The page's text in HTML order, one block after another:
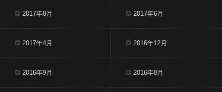
2017年8月 2017年6月
2017年4月 2016年12月
2016年9月 2016年8月